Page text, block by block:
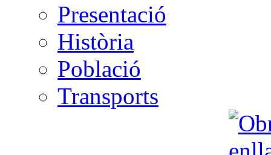
Presentació
Història
Població
Transports